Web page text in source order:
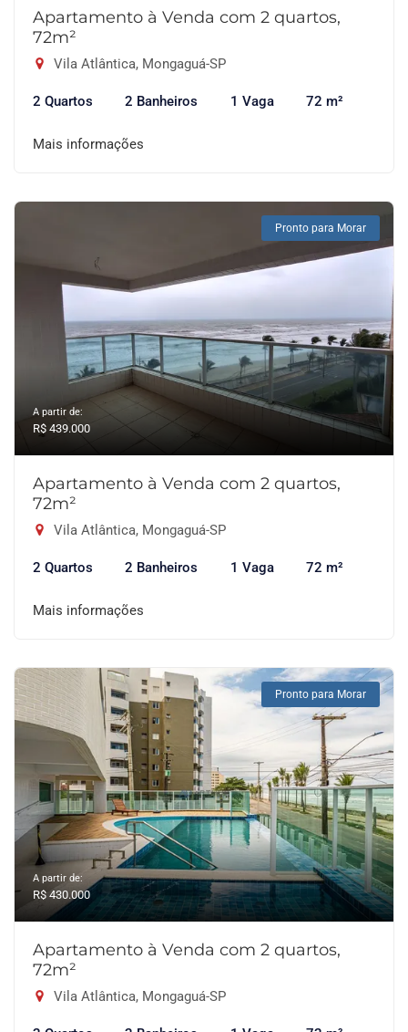
Apartamento à Venda com 2 quartos,
72m²
Vila Atlântica, Mongaguá-SP
2 Quartos 2 Banheiros 1 Vaga 72 m²
Mais informações
Pronto para Morar
A partir de:
R$ 439.000
Apartamento à Venda com 2 quartos,
72m²
Vila Atlântica, Mongaguá-SP
2 Quartos 2 Banheiros 1 Vaga 72 m²
Mais informações
Pronto para Morar
A partir de:
R$ 430.000
Apartamento à Venda com 2 quartos,
72m²
Vila Atlântica, Mongaguá-SP